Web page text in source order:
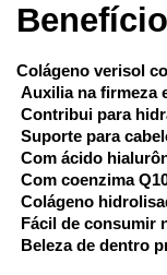
Colágeno verisol
Auxilia na firmeza
Contribui para
Suporte para
Com ácido
Com coenzima
Colágeno
Fácil de consumir
Beleza de dentro